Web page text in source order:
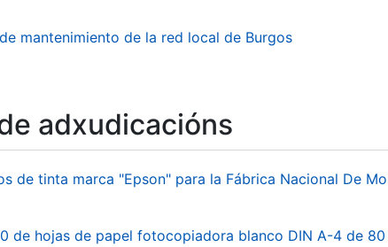
mantenimiento de la red local de Burgos
adxudicacións
de tinta marca "Epson" para la Fábrica Nacional De
de hojas de papel fotocopiadora blanco DIN A-4 de 80